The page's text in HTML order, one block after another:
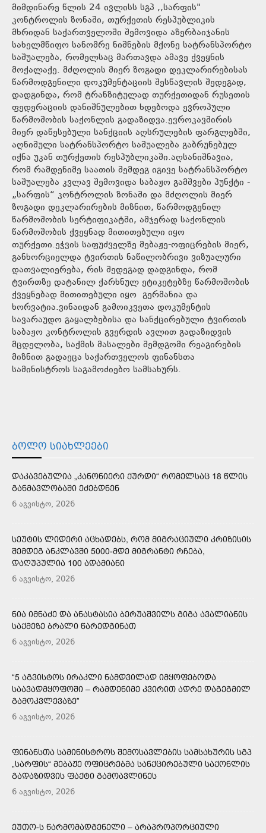
მიმდინარე წლის 24 ივლისს სგპ ,,სარფის"
კონტროლის ზონაში, თურქეთის რესპუბლიკის
მხრიდან საქართველოში შემოვიდა აზერბაიჯანის
სახელმწიფო სანომრე ნიშნების მქონე სატრანსპორტო
საშუალება, რომელსაც მართავდა ამავე ქვეყნის
მოქალაქე. მძღოლის მიერ ზოგადი დეკლარირებისას
წარმოდგენილი დოკუმენტაციის შესწავლის შედეგად,
დადგინდა, რომ ტრანზიტულად თურქეთიდან რუსეთის
ფედერაციის დანიშნულებით ხდებოდა ევროპული
წარმოშობის საქონლის გადაზიდვა.ევროკავშირის
მიერ დაწესებული სანქციის აღსრულების ფარგლებში,
აღნიშული სატრანსპორტო საშუალება გაბრუნებულ
იქნა უკან თურქეთის რესპუბლიკაში.აღსანიშნავია,
რომ რამდენიმე საათის შემდეგ იგივე სატრანსპორტო
საშუალება კვლავ შემოვიდა საბაჟო გამშვები პუნქტი -
„სარფის“ კონტროლის ზონაში და მძღოლის მიერ
ზოგადი დეკლარირების მიზნით, წარმოდგენილ
წარმოშობის სერტიფიკატში, ამჯერად საქონლის
წარმოშობის ქვეყნად მითითებული იყო
თურქეთი.ეჭვის საფუძველზე მებაჟე-ოფიცრების მიერ,
განხორციელდა ტვირთის ნაწილობრივი ვიზუალური
დათვალიერება, რის შედეგად დადგინდა, რომ
ტვირთზე დატანილ ქარხნულ ეტიკეტებზე წარმოშობის
ქვეყნებად მითითებული იყო გერმანია და
ხორვატია.ვინაიდან გამოიკვეთა დოკუმენტის
სავარაუდო გაყალბებისა და სანქცირებული ტვირთის
საბაჟო კონტროლის გვერდის ავლით გადაზიდვის
მცდელობა, საქმის მასალები შემდგომი რეაგირების
მიზნით გადაეცა საქართველოს ფინანსთა
სამინისტროს საგამოძიებო სამსახურს.
ᲑᲝᲚᲝ ᲡᲘᲐᲮᲚᲔᲔᲑᲘ
ᲓᲐᲙᲐᲕᲔᲑᲣᲚᲘᲐ „ᲙᲐᲜᲝᲜᲘᲔᲠᲘ ᲥᲣᲠᲓᲘ“ ᲠᲝᲛᲔᲚᲡᲐᲪ 18 ᲬᲚᲘᲡ
ᲒᲐᲜᲛᲐᲕᲚᲝᲑᲐᲨᲘ ᲔᲫᲔᲑᲓᲜᲔᲜ
6 აგვისტო, 2026
ᲡᲔᲣᲢᲘᲡ ᲚᲘᲓᲔᲠᲘ ᲐᲪᲮᲐᲓᲔᲑᲡ, ᲠᲝᲛ ᲛᲘᲒᲠᲐᲪᲘᲣᲚᲘ ᲙᲠᲘᲖᲘᲡᲘᲡ
ᲨᲔᲛᲓᲔᲒ ᲐᲜᲙᲚᲐᲕᲨᲘ 5000-ᲛᲓᲔ ᲛᲘᲒᲠᲐᲜᲢᲘ ᲠᲩᲔᲑᲐ,
ᲓᲐᲦᲣᲞᲣᲚᲘᲐ 100 ᲐᲓᲐᲛᲘᲐᲜᲘ
6 აგვისტო, 2026
ᲜᲘᲐ ᲘᲛᲜᲐᲫᲔ ᲓᲐ ᲐᲜᲐᲡᲢᲐᲡᲘᲐ ᲑᲔᲠᲣᲐᲨᲕᲘᲚᲡ ᲒᲘᲒᲐ ᲐᲕᲐᲚᲘᲐᲜᲘᲡ
ᲡᲐᲥᲛᲔᲖᲔ ᲑᲠᲐᲚᲘ ᲬᲐᲠᲔᲓᲒᲘᲜᲐᲗ
6 აგვისტო, 2026
“5 ᲐᲒᲕᲘᲡᲢᲝᲡ ᲘᲠᲐᲙᲚᲘ ᲜᲐᲛᲓᲕᲘᲚᲐᲓ ᲘᲛᲧᲝᲤᲔᲑᲝᲓᲐ
ᲡᲐᲐᲕᲐᲓᲛᲧᲝᲤᲝᲨᲘ – ᲠᲐᲛᲓᲔᲜᲘᲛᲔ ᲙᲕᲘᲠᲘᲗ ᲐᲓᲠᲔ ᲓᲐᲒᲔᲒᲛᲘᲚ
ᲒᲐᲛᲝᲙᲕᲚᲔᲕᲐᲖᲔ”
6 აგვისტო, 2026
ᲤᲘᲜᲐᲜᲡᲗᲐ ᲡᲐᲛᲘᲜᲘᲡᲢᲠᲝᲡ ᲨᲔᲛᲝᲡᲐᲕᲚᲔᲑᲘᲡ ᲡᲐᲛᲡᲐᲮᲣᲠᲘᲡ ᲡᲒᲞ
„ᲡᲐᲠᲤᲘᲡ“ ᲛᲔᲑᲐᲟᲔ ᲝᲤᲘᲪᲠᲔᲑᲛᲐ ᲡᲐᲜᲥᲪᲘᲠᲔᲑᲣᲚᲘ ᲡᲐᲥᲝᲜᲚᲘᲡ
ᲒᲐᲓᲐᲖᲘᲓᲕᲘᲡ ᲤᲐᲥᲢᲘ ᲒᲐᲛᲝᲐᲕᲚᲘᲜᲔᲡ
6 აგვისტო, 2026
ᲔᲣᲗᲝ-Ს ᲬᲐᲠᲛᲝᲛᲐᲓᲒᲔᲜᲔᲚᲘ – ᲐᲠᲐᲞᲠᲝᲞᲝᲠᲪᲘᲣᲚᲘ